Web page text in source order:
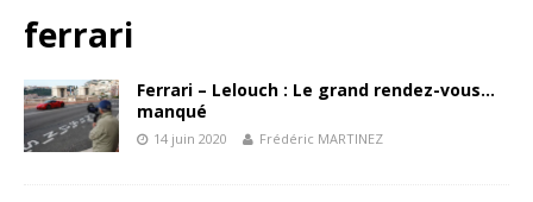
ferrari
Ferrari – Lelouch : Le grand rendez-vous…
manqué
14 juin 2020 Frédéric MARTINEZ